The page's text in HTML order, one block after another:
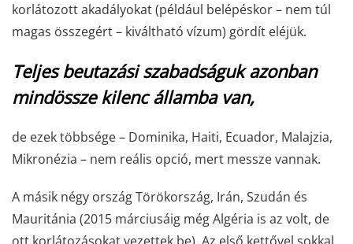
korlátozott akadályokat (például belépéskor – nem túl
magas összegért – kiváltható vízum) gördít eléjük.
Teljes beutazási szabadságuk azonban
mindössze kilenc államba van,
de ezek többsége – Dominika, Haiti, Ecuador, Malajzia,
Mikronézia – nem reális opció, mert messze vannak.
A másik négy ország Törökország, Irán, Szudán és
Mauritánia (2015 márciusáig még Algéria is az volt, de